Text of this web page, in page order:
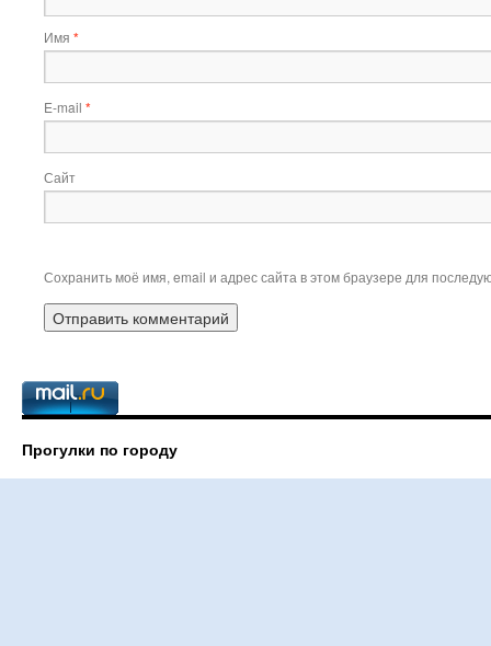
Имя *
E-mail *
Сайт
Сохранить моё имя, email и адрес сайта в этом браузере для
Прогулки по городу